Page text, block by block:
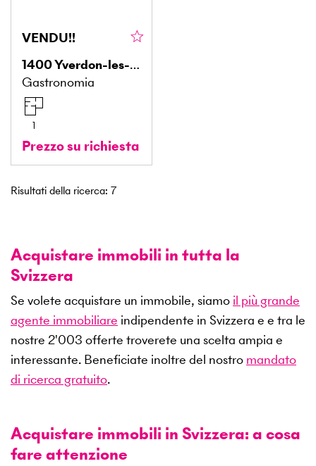
VENDU!!
1400Yverdon-les-Bains
Gastronomia
1
Prezzo su richiesta
Risultati della ricerca: 7
Acquistare immobili in tutta la
Svizzera
Se volete acquistare un immobile, siamo il più grande
agente immobiliare indipendente in Svizzera e e tra le
nostre 2'003 offerte troverete una scelta ampia e
interessante. Beneficiate inoltre del nostro mandato
di ricerca gratuito.
Acquistare immobili in Svizzera: a cosa
fare attenzione